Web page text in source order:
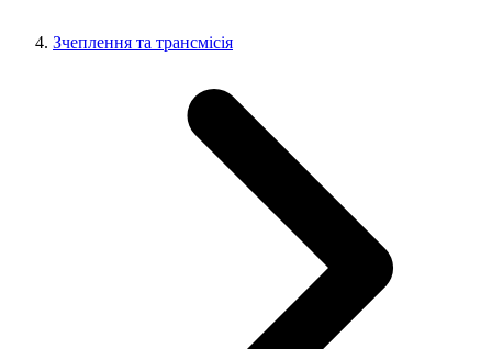
Зчеплення та трансмісія